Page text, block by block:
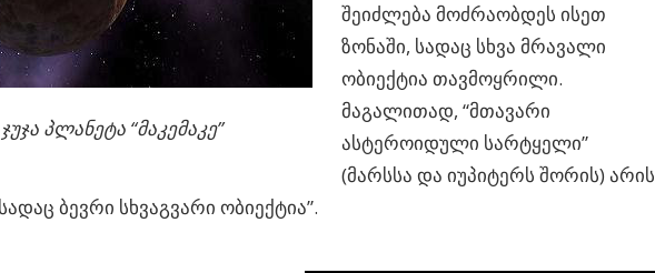
ჯუჯა პლანეტა “მაკემაკე”
შეიძლება მოძრაობდეს ისეთ
ზონაში, სადაც სხვა მრავალი
ობიექტია თავმოყრილი.
მაგალითად, “მთავარი
ასტეროიდული სარტყელი”
(მარსსა და იუპიტერს შორის) არის
ბევრი სხვაგვარი ობიექტია”.